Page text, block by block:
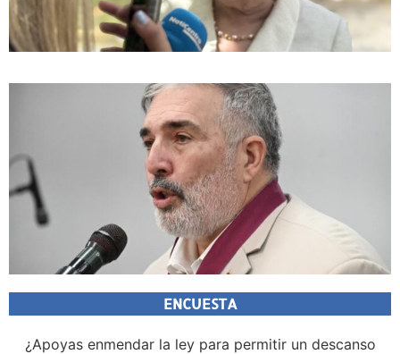
ENCUESTA
¿Apoyas enmendar la ley para permitir un descanso